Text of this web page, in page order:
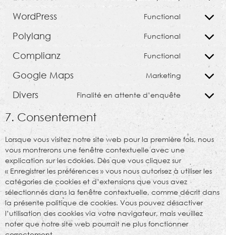
WordPress Functional
Polylang Functional
Complianz Functional
Google Maps Marketing
Divers Finalité en attente d’enquête
7. Consentement
Lorsque vous visitez notre site web pour la première fois, nous
vous montrerons une fenêtre contextuelle avec une
explication sur les cookies. Dès que vous cliquez sur
« Enregistrer les préférences » vous nous autorisez à utiliser les
catégories de cookies et d’extensions que vous avez
sélectionnés dans la fenêtre contextuelle, comme décrit dans
la présente politique de cookies. Vous pouvez désactiver
l’utilisation des cookies via votre navigateur, mais veuillez
noter que notre site web pourrait ne plus fonctionner